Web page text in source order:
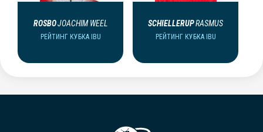
ROSBOJOACHIM WEEL
РЕЙТИНГ КУБКА IBU
SCHIELLERUPRASMUS
РЕЙТИНГ КУБКА IBU